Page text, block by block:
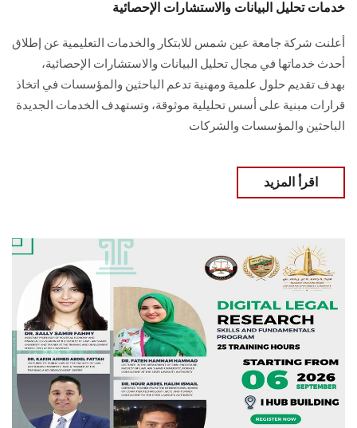
خدمات تحليل البيانات والاستشارات الإحصائية
أعلنت شركة جامعة عين شمس للابتكار والخدمات التعليمية عن إطلاق
أحدث خدماتها في مجال تحليل البيانات والاستشارات الإحصائية،
بهدف تقديم حلول علمية ومهنية تدعم الباحثين والمؤسسات في اتخاذ
قرارات مبنية على أسس تحليلية موثوقة، وتستهدف الخدمات الجديدة
الباحثين والمؤسسات والشركات
اقرأ المزيد